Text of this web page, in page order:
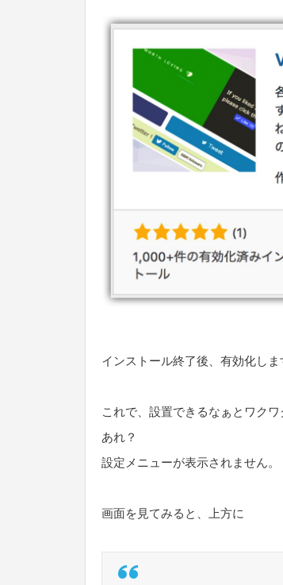
インストール終了後、有効化しま
これで、設置できるなぁとワクワ
あれ？
設定メニューが表示されません。
画面を見てみると、上方に